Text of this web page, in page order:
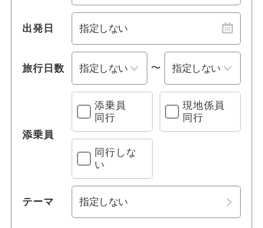
出発日
旅行日数 〜
添乗員
添乗員
同行
現地係員
同行
同行しな
い
テーマ
佐賀
熊本
宮崎
沖縄
セドナ
フラッグスタッフ
タイソンズコーナー
ワシントンD.C.
フィラデルフィア
フラミンハム
クルーズ旅行
レンタカー付き
プールあり
ホテル日本語スタッフ
歴史 / 文化